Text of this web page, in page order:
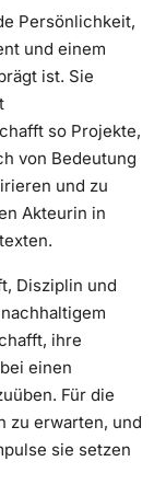
Persönlichkeit,
und einem
ist. Sie
so Projekte,
von Bedeutung
und zu
Akteurin in
Disziplin und
ihre
einen
Für die
zu erwarten, und
sie setzen